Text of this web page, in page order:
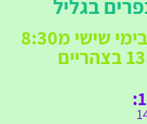
בגליל
הסיורים מתקיימים בימי שישי מ8:30